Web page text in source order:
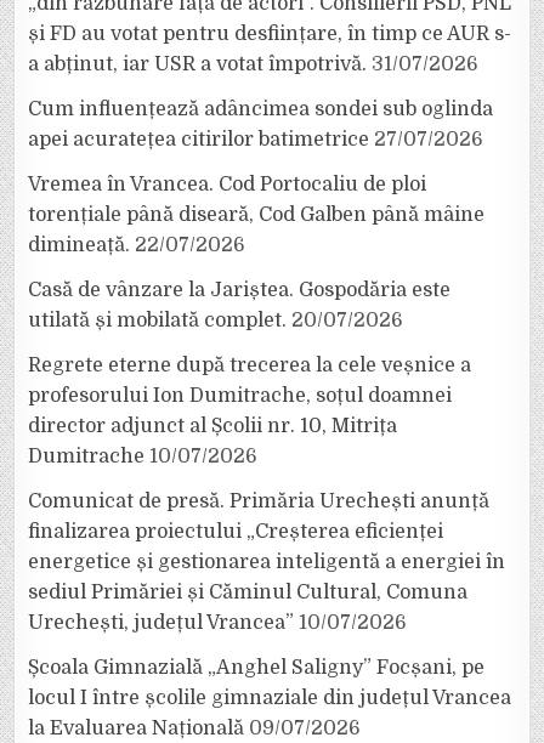
și FD au votat pentru desființare, în timp ce AUR s-
a abținut, iar USR a votat împotrivă. 31/07/2026
Cum influențează adâncimea sondei sub oglinda
apei acuratețea citirilor batimetrice 27/07/2026
Vremea în Vrancea. Cod Portocaliu de ploi
torențiale până diseară, Cod Galben până mâine
dimineață. 22/07/2026
Casă de vânzare la Jariștea. Gospodăria este
utilată și mobilată complet. 20/07/2026
Regrete eterne după trecerea la cele veșnice a
profesorului Ion Dumitrache, soțul doamnei
director adjunct al Școlii nr. 10, Mitrița
Dumitrache 10/07/2026
Comunicat de presă. Primăria Urechești anunță
finalizarea proiectului „Creșterea eficienței
energetice și gestionarea inteligentă a energiei în
sediul Primăriei și Căminul Cultural, Comuna
Urechești, județul Vrancea” 10/07/2026
Școala Gimnazială „Anghel Saligny” Focșani, pe
locul I între școlile gimnaziale din județul Vrancea
la Evaluarea Națională 09/07/2026